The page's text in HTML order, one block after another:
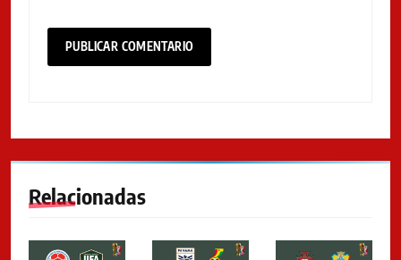
Relacionadas